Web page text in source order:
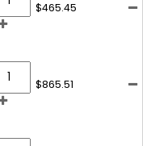
$465.45
$865.51